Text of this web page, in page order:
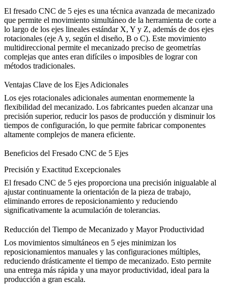
El fresado CNC de 5 ejes es una técnica avanzada de mecanizado
que permite el movimiento simultáneo de la herramienta de corte a
lo largo de los ejes lineales estándar X, Y y Z, además de dos ejes
rotacionales (eje A y, según el diseño, B o C). Este movimiento
multidireccional permite el mecanizado preciso de geometrías
complejas que antes eran difíciles o imposibles de lograr con
métodos tradicionales.
Ventajas Clave de los Ejes Adicionales
Los ejes rotacionales adicionales aumentan enormemente la
flexibilidad del mecanizado. Los fabricantes pueden alcanzar una
precisión superior, reducir los pasos de producción y disminuir los
tiempos de configuración, lo que permite fabricar componentes
altamente complejos de manera eficiente.
Beneficios del Fresado CNC de 5 Ejes
Precisión y Exactitud Excepcionales
El fresado CNC de 5 ejes proporciona una precisión inigualable al
ajustar continuamente la orientación de la pieza de trabajo,
eliminando errores de reposicionamiento y reduciendo
significativamente la acumulación de tolerancias.
Reducción del Tiempo de Mecanizado y Mayor Productividad
Los movimientos simultáneos en 5 ejes minimizan los
reposicionamientos manuales y las configuraciones múltiples,
reduciendo drásticamente el tiempo de mecanizado. Esto permite
una entrega más rápida y una mayor productividad, ideal para la
producción a gran escala.